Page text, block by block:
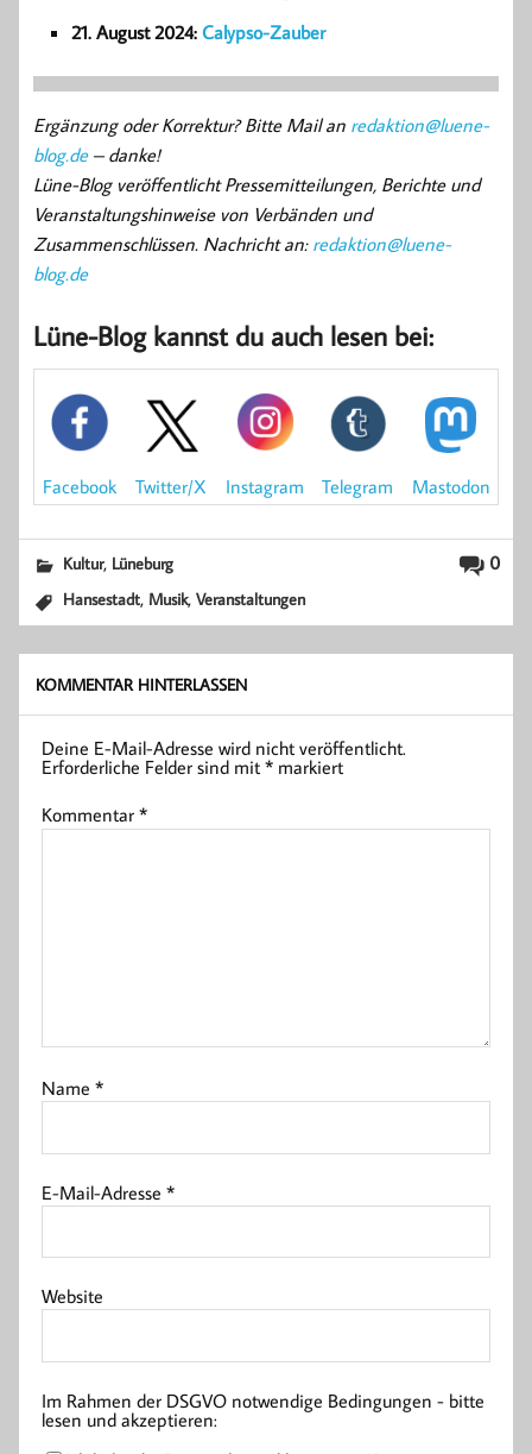
21. August 2024: Calypso-Zauber
Ergänzung oder Korrektur? Bitte Mail an redaktion@luene-
blog.de– danke!
Lüne-Blog veröffentlicht Pressemitteilungen, Berichte und
Veranstaltungshinweise von Verbänden und
Zusammenschlüssen. Nachricht an: redaktion@luene-
blog.de
Lüne-Blog kannst du auch lesen bei:
Facebook Twitter/X Instagram Telegram Mastodon
0
Kultur, Lüneburg
Hansestadt, Musik,Veranstaltungen
KOMMENTAR HINTERLASSEN
Deine E-Mail-Adresse wird nicht veröffentlicht.
Erforderliche Felder sind mit* markiert
Kommentar*
Name*
E-Mail-Adresse*
Website
Im Rahmen der DSGVO notwendige Bedingungen - bitte
lesen und akzeptieren: